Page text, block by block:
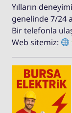
Yılların
genelinde 7/24
Bir telefonla
Web sitemiz: